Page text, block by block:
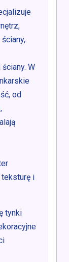
W
od
i
tynki